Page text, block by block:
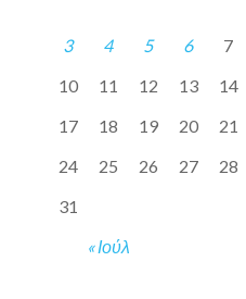
« Ιούλ
3
4 5 6 7
10
11 12 13 14
17
18 19 20 21
24
25 26 27 28
31